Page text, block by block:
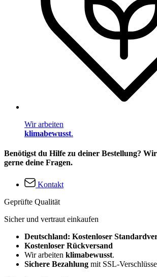
Wir arbeiten
klimabewusst.
Benötigst du Hilfe zu deiner Bestellung?
gerne deine Fragen.
Kontakt
Geprüfte Qualität
Sicher und vertraut einkaufen
Deutschland: Kostenloser
Kostenloser Rückversand
Wir arbeiten klimabewusst.
Sichere Bezahlung mit SSL-